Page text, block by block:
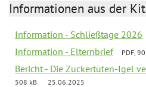
Informationen aus der
Information - Schließtage 2026
Information - Elternbrief PDF,
Bericht - Die Zuckertüten-Igel
508 kB
25.06.2025